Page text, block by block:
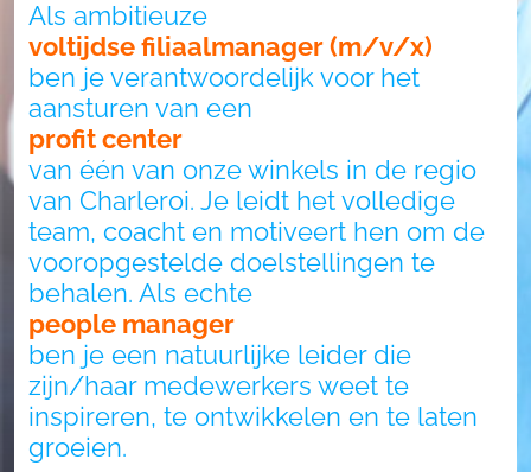
Als ambitieuze
voltijdse filiaalmanager (m/v/x)
ben je verantwoordelijk voor het
aansturen van een
profit center
van één van onze winkels in de regio
van Charleroi. Je leidt het volledige
team, coacht en motiveert hen om de
vooropgestelde doelstellingen te
behalen. Als echte
people manager
ben je een natuurlijke leider die
zijn/haar medewerkers weet te
inspireren, te ontwikkelen en te laten
groeien.